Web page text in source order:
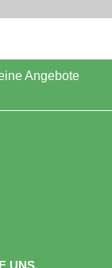
Angebote